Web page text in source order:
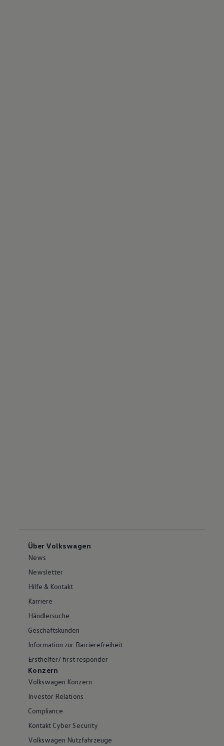
Über Volkswagen
News
Newsletter
Hilfe & Kontakt
Karriere
Händlersuche
Geschäftskunden
Information zur Barrierefreiheit
Ersthelfer/ first responder
Konzern
Volkswagen Konzern
Investor Relations
Compliance
Kontakt Cyber Security
Volkswagen Nutzfahrzeuge